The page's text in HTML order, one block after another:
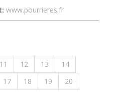
www.pourrieres.fr
11 12 13
14
17 18 19
20